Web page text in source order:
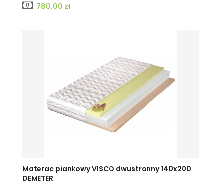
Cena
780,00 zł
Materac piankowy VISCO dwustronny 140x200
DEMETER